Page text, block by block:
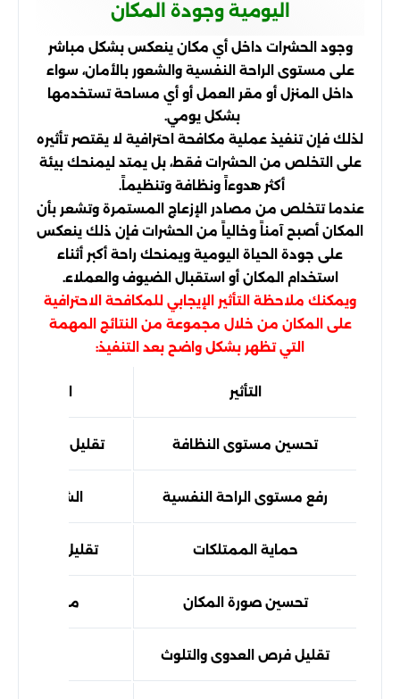
اليومية وجودة المكان
وجود الحشرات داخل أي مكان ينعكس بشكل مباشر
على مستوى الراحة النفسية والشعور بالأمان، سواء
داخل المنزل أو مقر العمل أو أي مساحة تستخدمها
بشكل يومي.
لذلك فإن تنفيذ عملية مكافحة احترافية لا يقتصر تأثيره
على التخلص من الحشرات فقط، بل يمتد ليمنحك بيئة
أكثر هدوءاً ونظافة وتنظيماً.
عندما تتخلص من مصادر الإزعاج المستمرة وتشعر بأن
المكان أصبح آمناً وخالياً من الحشرات فإن ذلك ينعكس
على جودة الحياة اليومية ويمنحك راحة أكبر أثناء
استخدام المكان أو استقبال الضيوف والعملاء.
ويمكنك ملاحظة التأثير الإيجابي للمكافحة الاحترافية
على المكان من خلال مجموعة من النتائج المهمة
التي تظهر بشكل واضح بعد التنفيذ:
التأثير
تحسين مستوى النظافة تقليل آثار
رفع مستوى الراحة النفسية الشعور
حماية الممتلكات تقليل الأضرار
تحسين صورة المكان مظهر أكثر
تقليل فرص العدوى والتلوث